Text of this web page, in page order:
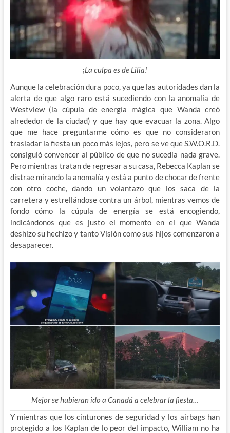
¡La culpa es de Lilia!
Aunque la celebración dura poco, ya que las autoridades dan la
alerta de que algo raro está sucediendo con la anomalía de
Westview (la cúpula de energía mágica que Wanda creó
alrededor de la ciudad) y que hay que evacuar la zona. Algo
que me hace preguntarme cómo es que no consideraron
trasladar la fiesta un poco más lejos, pero se ve que S.W.O.R.D.
consiguió convencer al público de que no sucedía nada grave.
Pero mientras tratan de regresar a su casa, Rebecca Kaplan se
distrae mirando la anomalía y está a punto de chocar de frente
con otro coche, dando un volantazo que los saca de la
carretera y estrellándose contra un árbol, mientras vemos de
fondo cómo la cúpula de energía se está encogiendo,
indicándonos que es justo el momento en el que Wanda
deshizo su hechizo y tanto Visión como sus hijos comenzaron a
desaparecer.
Mejor se hubieran ido a Canadá a celebrar la fiesta…
Y mientras que los cinturones de seguridad y los airbags han
protegido a los Kaplan de lo peor del impacto, William no ha